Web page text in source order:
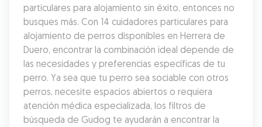
particulares para alojamiento sin éxito, entonces no
busques más. Con 14 cuidadores particulares para
alojamiento de perros disponibles en Herrera de
Duero, encontrar la combinación ideal depende de
las necesidades y preferencias específicas de tu
perro. Ya sea que tu perro sea sociable con otros
perros, necesite espacios abiertos o requiera
atención médica especializada, los filtros de
búsqueda de Gudog te ayudarán a encontrar la